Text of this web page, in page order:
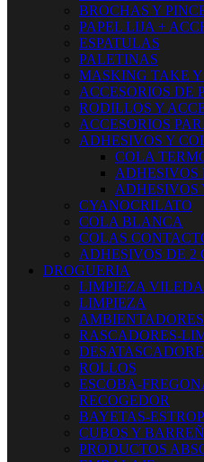
BROCHAS Y
PAPEL LIJA +
ESPATULAS
PALETINAS
MASKING TAKE Y
ACCESORIOS DE
RODILLOS Y
ACCESORIOS
ADHESIVOS Y
COLA
ADHESIVOS
ADHESIVOS
CYANOCRILATO
COLA BLANCA
COLAS
ADHESIVOS DE 2
DROGUERIA
LIMPIEZA VILEDA
LIMPIEZA
RASCADORES-
ROLLOS
ESCOBA-
RECOGEDOR
BAYETAS-
CUBOS Y
PRODUCTOS